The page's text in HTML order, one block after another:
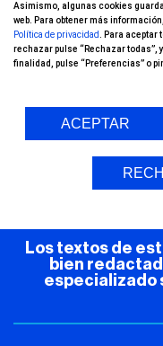
Los textos de
bien
especializado
Asimismo, algunas cookies
web. Para obtener más
Política de privacidad
. Para
rechazar pulse “Rechazar todas”,
finalidad, pulse “Preferencias” o
ACEPTAR